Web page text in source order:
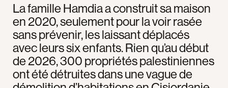
La famille Hamdia a construit sa maison
en 2020, seulement pour la voir rasée
sans prévenir, les laissant déplacés
avec leurs six enfants. Rien qu’au début
de 2026, 300 propriétés palestiniennes
ont été détruites dans une vague de